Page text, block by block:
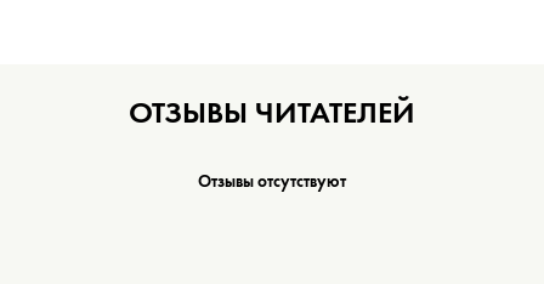
ОТЗЫВЫ ЧИТАТЕЛЕЙ
Отзывы отсутствуют